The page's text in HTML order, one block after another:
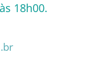
18h00.